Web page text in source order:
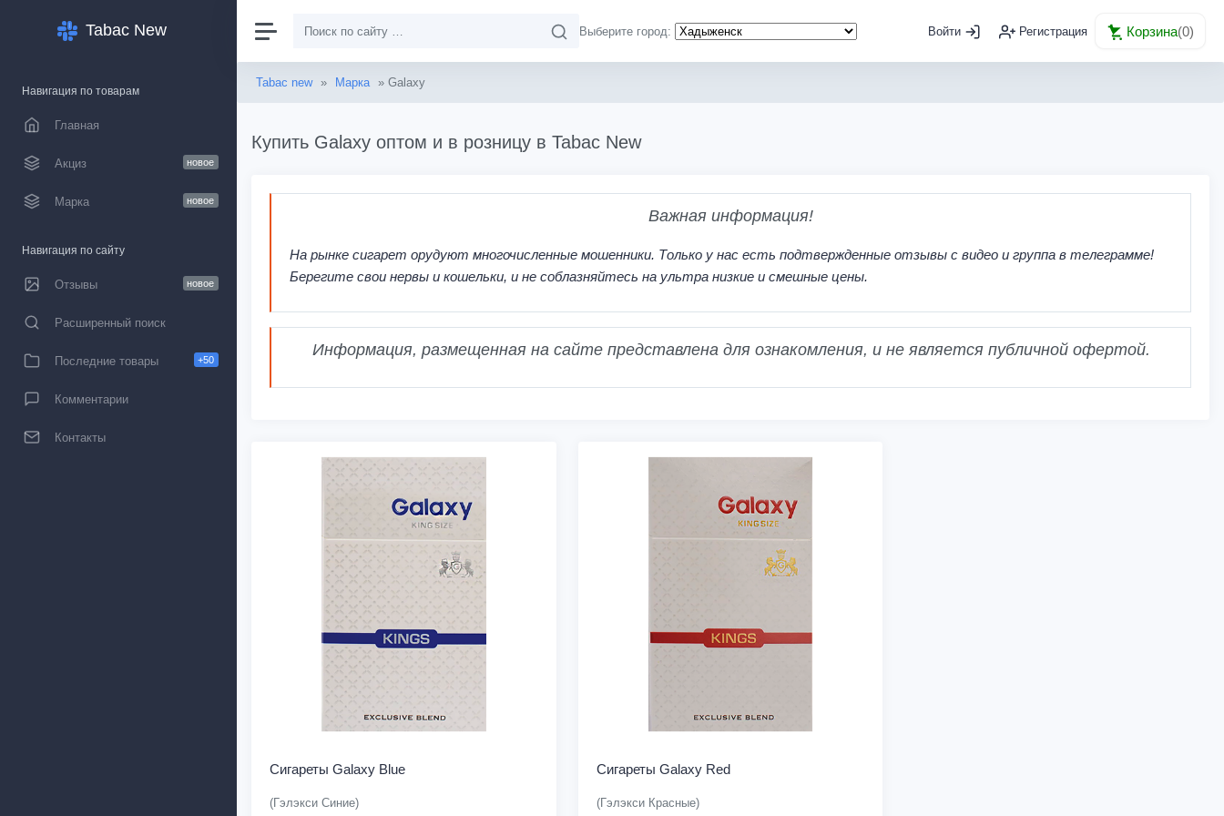
Tabac New
Навигация по товарам
Главная
Акциз новое
Марка новое
Навигация по сайту
Отзывы новое
Расширенный поиск
Последние товары +50
Комментарии
Контакты
Выберите город: Войти Регистрация Корзина(0)
Tabac new » Марка » Galaxy
Купить Galaxy оптом и в розницу в Tabac New
Важная информация!
На рынке сигарет орудуют многочисленные мошенники. Только у нас есть подтвержденные отзывы с видео и группа в телеграмме!
Берегите свои нервы и кошельки, и не соблазняйтесь на ультра низкие и смешные цены.
Информация, размещенная на сайте представлена для ознакомления, и не является публичной офертой.
Сигареты Galaxy Blue
(Гэлэкси Синие)
Сигареты Galaxy Red
(Гэлэкси Красные)